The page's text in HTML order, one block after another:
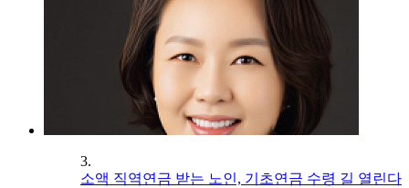
3.
소액 직역연금 받는 노인, 기초연금 수령 길 열린다